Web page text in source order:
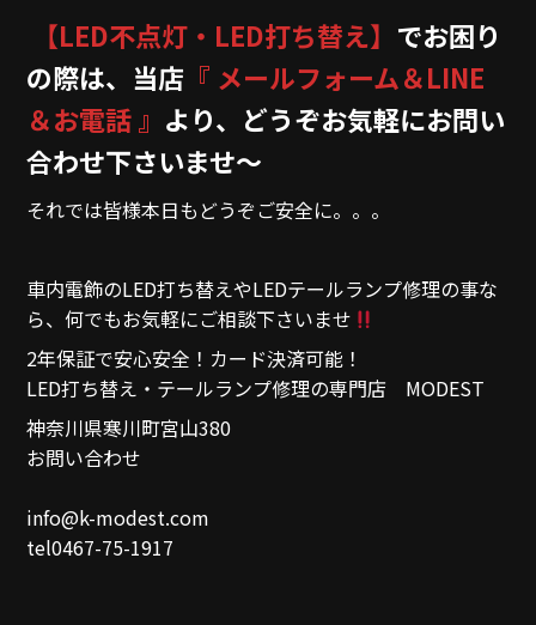
【LED不点灯・LED打ち替え】 でお困り
の際は、当店 『 メールフォーム＆LINE
＆お電話 』 より、どうぞお気軽にお問い
合わせ下さいませ～
それでは皆様本日もどうぞご安全に。。。
車内電飾のLED打ち替えやLEDテールランプ修理の事な
ら、何でもお気軽にご相談下さいませ
2年保証で安心安全！カード決済可能！
LED打ち替え・テールランプ修理の専門店 MODEST
神奈川県寒川町宮山380
お問い合わせ
info@k-modest.com
tel0467-75-1917